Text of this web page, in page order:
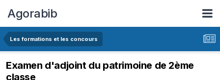
Agorabib
Les formations et les concours
Examen d'adjoint du patrimoine de 2ème
classe